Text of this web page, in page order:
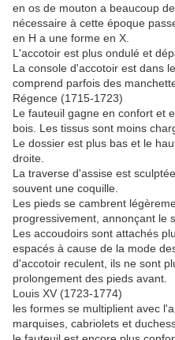
en os de mouton a beaucoup
nécessaire à cette époque
en H a une forme en X.
L'accotoir est plus ondulé et
La console d'accotoir est dans
comprend parfois des
Régence (1715-1723)
Le fauteuil gagne en confort et
bois. Les tissus sont moins
Le dossier est plus bas et le
droite.
La traverse d'assise est
souvent une coquille.
Les pieds se cambrent
progressivement, annonçant le
Les accoudoirs sont attachés
espacés à cause de la mode
d'accotoir reculent, ils ne sont
prolongement des pieds avant.
Louis XV (1723-1774)
les formes se multiplient avec
marquises, cabriolets et